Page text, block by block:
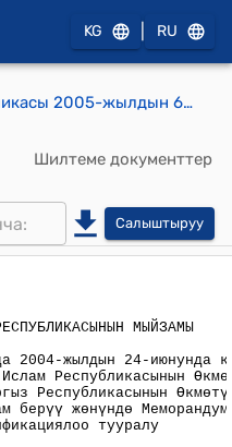
KG RU
Кыргыз Республикасы 2005-жылдын 6-августундагы № 142 "Бишкек шаарында 2004-жылдын 24-июнунда кол коюлган Иран Ислам Республикасынын Өкмөтү тарабынан Кыргыз Республикасынын Өкмөтүнө өнүгүүгө жардам берүү жөнүндө Меморандумду ратификациялоо тууралу" мыйзамы
Шилтеме документтер
Салыштыруу